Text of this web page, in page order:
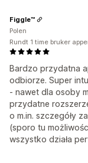
Bardzo przydatna
odbiorze. Super
- nawet dla osoby
przydatne
o m.in. szczegóły
(sporo tu
wszystko działa
Figgle™
Polen
Rundt 1 time bruker